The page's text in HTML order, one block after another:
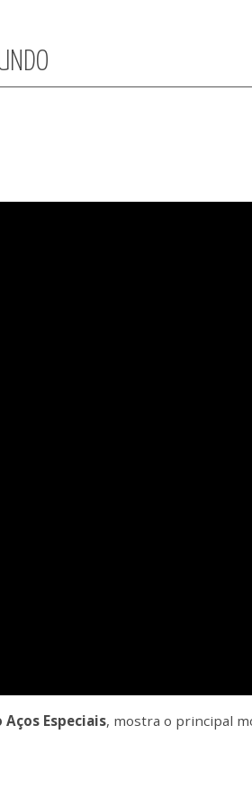
Especiais, mostra o principal